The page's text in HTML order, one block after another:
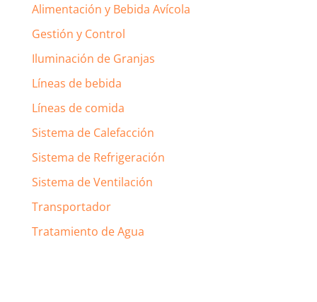
Alimentación y Bebida Avícola
Gestión y Control
Iluminación de Granjas
Líneas de bebida
Líneas de comida
Sistema de Calefacción
Sistema de Refrigeración
Sistema de Ventilación
Transportador
Tratamiento de Agua